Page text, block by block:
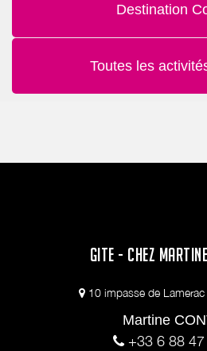
Destination
Toutes les
GITE - CHEZ
10 impasse de
Martine
+33 6 88